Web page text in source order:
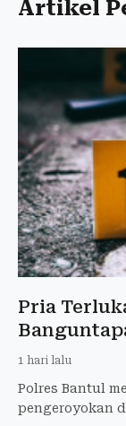
Artikel
Pria
1 hari lalu
Polres Bantul
pengeroyokan